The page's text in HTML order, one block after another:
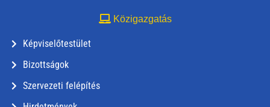
Közigazgatás
Képviselőtestület
Bizottságok
Szervezeti felépítés